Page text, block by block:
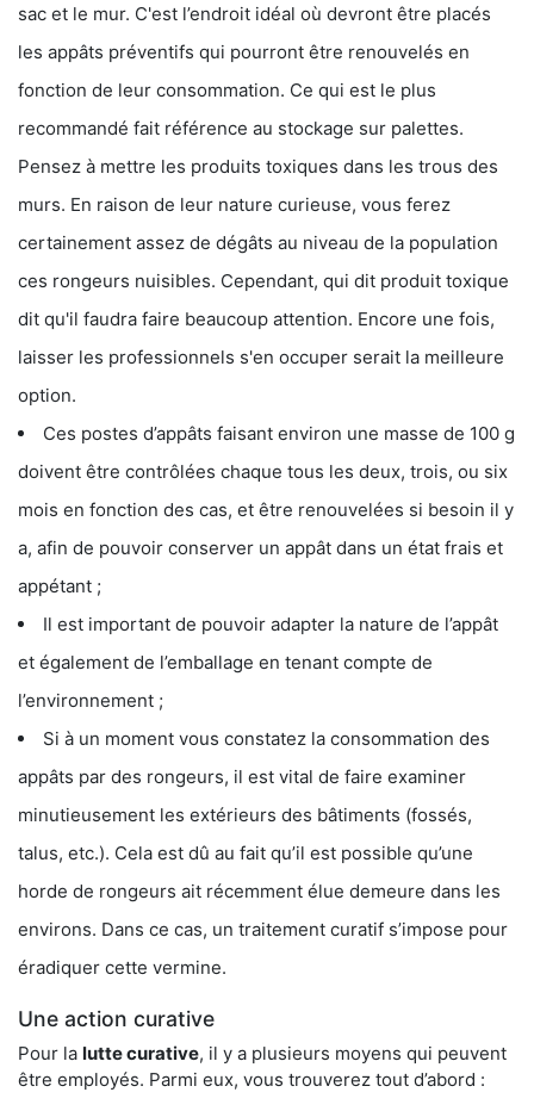
sac et le mur. C'est l’endroit idéal où devront être placés
les appâts préventifs qui pourront être renouvelés en
fonction de leur consommation. Ce qui est le plus
recommandé fait référence au stockage sur palettes.
Pensez à mettre les produits toxiques dans les trous des
murs. En raison de leur nature curieuse, vous ferez
certainement assez de dégâts au niveau de la population
ces rongeurs nuisibles. Cependant, qui dit produit toxique
dit qu'il faudra faire beaucoup attention. Encore une fois,
laisser les professionnels s'en occuper serait la meilleure
option.
Ces postes d’appâts faisant environ une masse de 100 g
doivent être contrôlées chaque tous les deux, trois, ou six
mois en fonction des cas, et être renouvelées si besoin il y
a, afin de pouvoir conserver un appât dans un état frais et
appétant ;
Il est important de pouvoir adapter la nature de l’appât
et également de l’emballage en tenant compte de
l’environnement ;
Si à un moment vous constatez la consommation des
appâts par des rongeurs, il est vital de faire examiner
minutieusement les extérieurs des bâtiments (fossés,
talus, etc.). Cela est dû au fait qu’il est possible qu’une
horde de rongeurs ait récemment élue demeure dans les
environs. Dans ce cas, un traitement curatif s’impose pour
éradiquer cette vermine.
Une action curative
Pour la lutte curative, il y a plusieurs moyens qui peuvent
être employés. Parmi eux, vous trouverez tout d’abord :